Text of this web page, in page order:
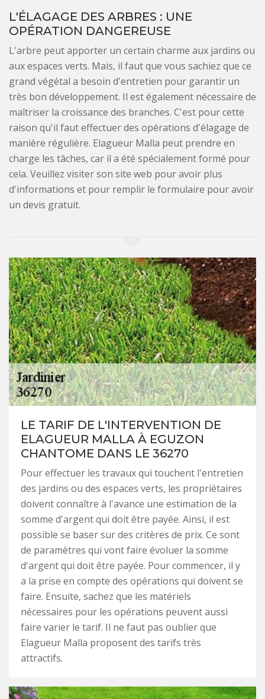
L'ÉLAGAGE DES ARBRES : UNE
OPÉRATION DANGEREUSE
L'arbre peut apporter un certain charme aux jardins ou
aux espaces verts. Mais, il faut que vous sachiez que ce
grand végétal a besoin d'entretien pour garantir un
très bon développement. Il est également nécessaire de
maîtriser la croissance des branches. C'est pour cette
raison qu'il faut effectuer des opérations d'élagage de
manière régulière. Elagueur Malla peut prendre en
charge les tâches, car il a été spécialement formé pour
cela. Veuillez visiter son site web pour avoir plus
d'informations et pour remplir le formulaire pour avoir
un devis gratuit.
LE TARIF DE L'INTERVENTION DE
ELAGUEUR MALLA À EGUZON
CHANTOME DANS LE 36270
Pour effectuer les travaux qui touchent l'entretien
des jardins ou des espaces verts, les propriétaires
doivent connaître à l'avance une estimation de la
somme d'argent qui doit être payée. Ainsi, il est
possible se baser sur des critères de prix. Ce sont
de paramètres qui vont faire évoluer la somme
d'argent qui doit être payée. Pour commencer, il y
a la prise en compte des opérations qui doivent se
faire. Ensuite, sachez que les matériels
nécessaires pour les opérations peuvent aussi
faire varier le tarif. Il ne faut pas oublier que
Elagueur Malla proposent des tarifs très
attractifs.